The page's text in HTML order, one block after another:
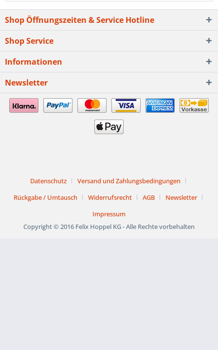
Shop Öffnungszeiten & Service Hotline
Shop Service
Informationen
Newsletter
Datenschutz
Versand und Zahlungsbedingungen
Rückgabe / Umtausch
Widerrufsrecht AGB
Newsletter
Impressum
Copyright © 2016 Felix Hoppel KG - Alle Rechte vorbehalten